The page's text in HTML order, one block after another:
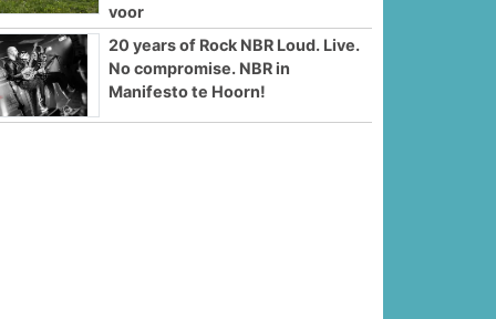
voor
20 years of Rock NBR Loud. Live.
No compromise. NBR in
Manifesto te Hoorn!